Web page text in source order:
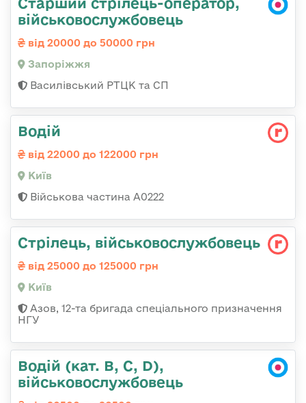
військовослужбовець
від 20000 до 50000 грн
Запоріжжя
Василівський РТЦК та СП
Водій
від 22000 до 122000 грн
Київ
Військова частина А0222
Стрілець, військовослужбовець
від 25000 до 125000 грн
Київ
Азов, 12-та бригада спеціального призначення
НГУ
Водій (кат. B, C, D),
військовослужбовець